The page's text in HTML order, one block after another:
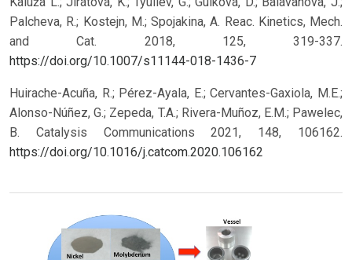
Palcheva, R.; Kostejn, M.; Spojakina, A. Reac. Kinetics, Mech.
and Cat. 2018, 125, 319-337.
https://doi.org/10.1007/s11144-018-1436-7
Huirache-Acuña, R.; Pérez-Ayala, E.; Cervantes-Gaxiola, M.E.;
Alonso-Núñez, G.; Zepeda, T.A.; Rivera-Muñoz, E.M.; Pawelec,
B. Catalysis Communications 2021, 148, 106162.
https://doi.org/10.1016/j.catcom.2020.106162